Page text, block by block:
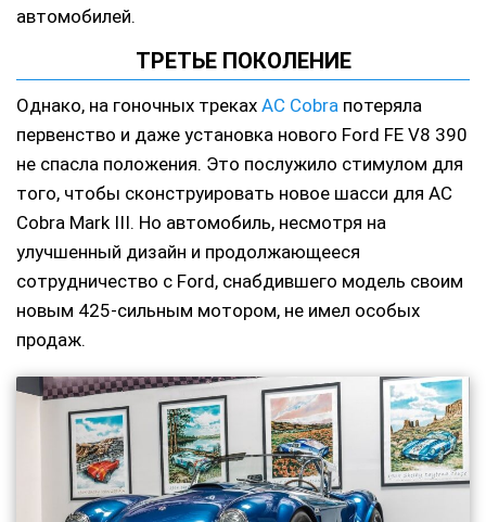
автомобилей.
ТРЕТЬЕ ПОКОЛЕНИЕ
Однако, на гоночных треках AC Cobra потеряла
первенство и даже установка нового Ford FE V8 390
не спасла положения. Это послужило стимулом для
того, чтобы сконструировать новое шасси для AC
Cobra Mark III. Но автомобиль, несмотря на
улучшенный дизайн и продолжающееся
сотрудничество с Ford, снабдившего модель своим
новым 425-сильным мотором, не имел особых
продаж.